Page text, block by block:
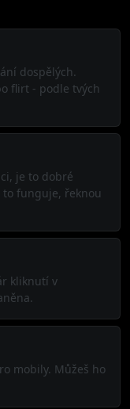
dospělých.
flirt - podle tvých
je to dobré
to funguje, řeknou
kliknutí v
mobily. Můžeš ho